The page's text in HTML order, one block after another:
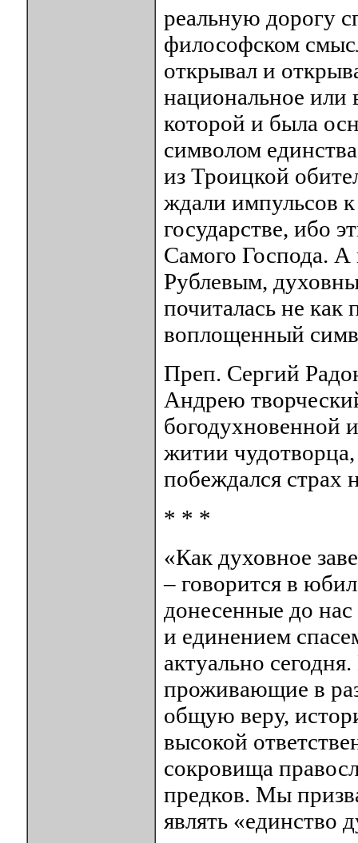
реальную дорогу
философском
открывал и
национальное или
которой и была
символом
из Троицкой
ждали импульсов
государстве, ибо
Самого Господа.
Рублевым,
почиталась не как
воплощенный
Преп. Сергий
Андрею
богодухновенной
житии
побеждался страх
* * *
«Как духовное
– говорится в
донесенные до
и единением
актуально
проживающие в
общую веру,
высокой
сокровища
предков. Мы
являть «единство